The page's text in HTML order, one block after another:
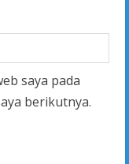
saya pada
berikutnya.